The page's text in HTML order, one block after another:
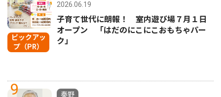
ピックアッ
プ（PR）
2026.06.19
子育て世代に朗報！ 室内遊び場７月１日
オープン 「はだのにこにこおもちゃパー
ク」
9 秦野